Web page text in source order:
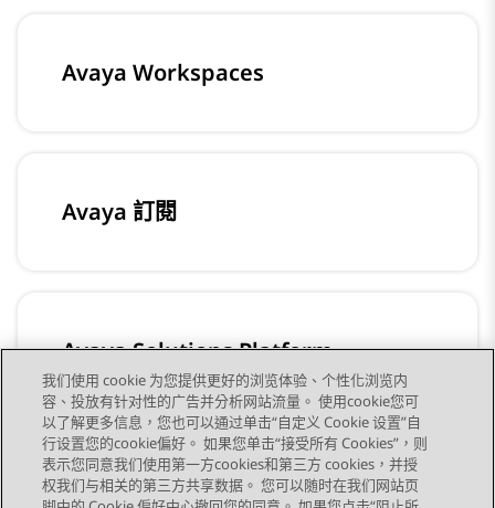
Avaya Workspaces
Avaya 訂閱
Avaya Solutions Platform
我们使用 cookie 为您提供更好的浏览体验、个性化浏览内
容、投放有针对性的广告并分析网站流量。 使用cookie您可
以了解更多信息，您也可以通过单击“自定义 Cookie 设置”自
行设置您的cookie偏好。 如果您单击“接受所有 Cookies”，则
表示您同意我们使用第一方cookies和第三方 cookies，并授
权我们与相关的第三方共享数据。 您可以随时在我们网站页